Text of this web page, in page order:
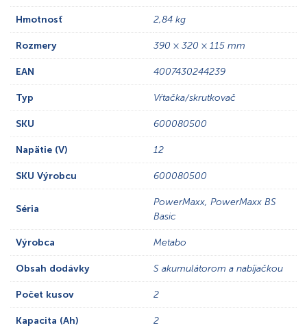
Hmotnosť 2,84 kg
Rozmery 390 × 320 × 115 mm
EAN 4007430244239
Typ Vŕtačka/skrutkovač
SKU 600080500
Napätie (V) 12
SKU Výrobcu 600080500
Séria
PowerMaxx, PowerMaxx BS
Basic
Výrobca Metabo
Obsah dodávky S akumulátorom a nabíjačkou
Počet kusov 2
Kapacita (Ah) 2